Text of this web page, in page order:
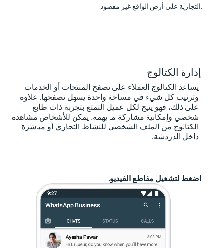
إدارة الكتالوج
يساعد الكتالوج العملاء على تصفح المنتجات أو الخدمات
وترتيب كل شيء في مساحة واحدة يسهل تصفحها. علاوة
على ذلك، فهو يتيح لكل عميل التمتع بتجربة ذات طابع
شخصي وإمكانية مشاركة ما يهمه. يمكن للأشخاص مشاهدة
الكتالوج من الملف الشخصي للنشاط التجاري أو مباشرة
داخل الدردشة.
اضغط لتشغيل مقاطع الفيديو.